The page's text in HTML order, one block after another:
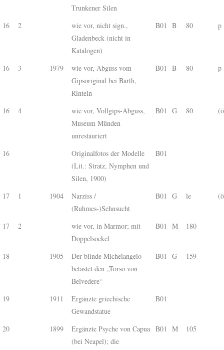
Trunkener Silen
16 2
wie vor, nicht sign.,
Gladenbeck (nicht in
Katalogen)
B01 B 80 p
16 3 1979
wie vor, Abguss vom
Gipsoriginal bei Barth,
Rinteln
B01 B 80 p
16 4
wie vor, Vollgips-Abguss,
Museum Münden
unrestauriert
B01 G 80
16
Originalfotos der Modelle
(Lit.: Stratz, Nymphen und
Silen, 1900)
B01
17 1 1904
Narziss /
(Ruhmes-)Sehnsucht
B01 G le
17 2
wie vor, in Marmor; mit
Doppelsockel
B01 M 180
18 1905
Der blinde Michelangelo
betastet den „Torso von
Belvedere“
B01 G 159
19 1911
Ergänzte griechische
Gewandstatue
B01
20 1899
Ergänzte Psyche von Capua
(bei Neapel); die
B01 M 105